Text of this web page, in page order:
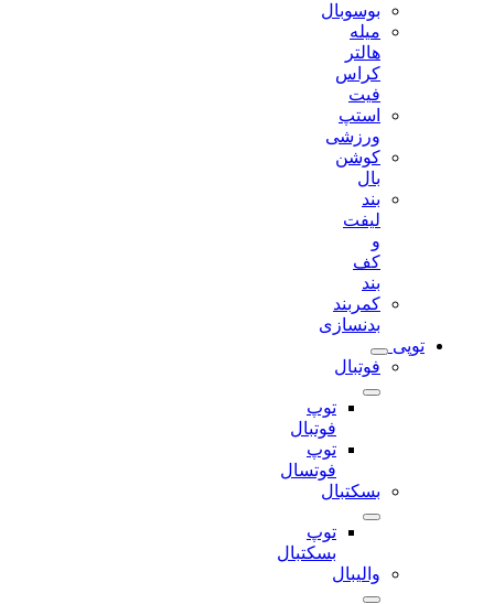
بوسوبال
میله
کراس
استپ
ورزشی
کوشن
کمربند
بدنسازی
توپی
فوتبال
توپ
فوتبال
توپ
فوتسال
بسکتبال
توپ
بسکتبال
والیبال